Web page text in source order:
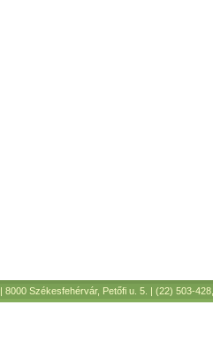
| 8000 Székesfehérvár, Petőfi u. 5. | (22) 503-